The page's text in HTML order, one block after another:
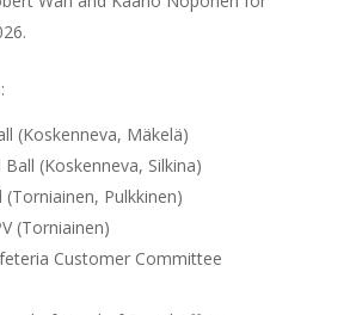
(Koskenneva, Mäkelä)
(Koskenneva, Silkina)
(Torniainen, Pulkkinen)
(Torniainen)
Customer Committee